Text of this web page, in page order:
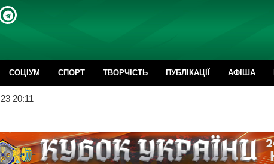
CОЦІУМ СПОРТ ТВОРЧІСТЬ ПУБЛІКАЦІЇ АФІША
20:11